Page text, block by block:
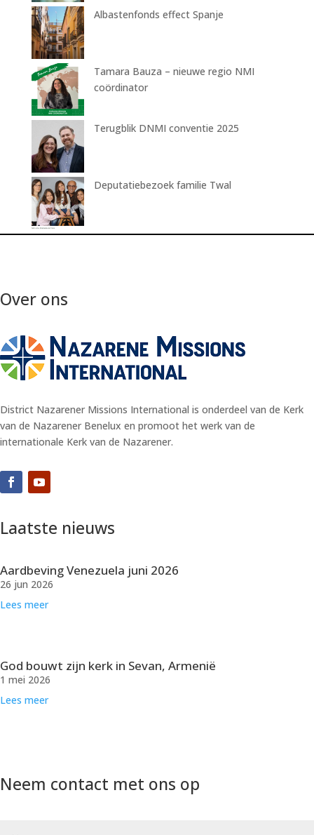
Albastenfonds effect Spanje
Tamara Bauza – nieuwe regio NMI
coördinator
Terugblik DNMI conventie 2025
Deputatiebezoek familie Twal
Over ons
District Nazarener Missions International is onderdeel van de Kerk
van de Nazarener Benelux en promoot het werk van de
internationale Kerk van de Nazarener.
Laatste nieuws
Aardbeving Venezuela juni 2026
26 jun 2026
Lees meer
God bouwt zijn kerk in Sevan, Armenië
1 mei 2026
Lees meer
Neem contact met ons op